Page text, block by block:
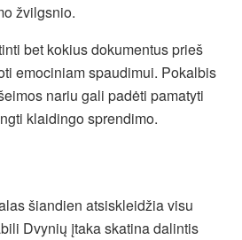
žvilgsnio.
bet kokius dokumentus prieš
emociniam spaudimui. Pokalbis
nariu gali padėti pamatyti
klaidingo sprendimo.
šiandien atsiskleidžia visu
Dvynių įtaka skatina dalintis